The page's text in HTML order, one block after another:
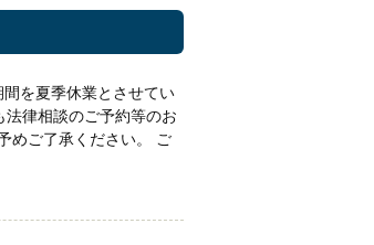
を夏季休業とさせてい
律相談のご予約等のお
めご了承ください。 ご